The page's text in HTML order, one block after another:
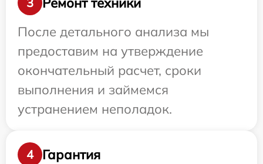
После детального анализа мы
предоставим на утверждение
окончательный расчет, сроки
выполнения и займемся
устранением неполадок.
4
Гарантия